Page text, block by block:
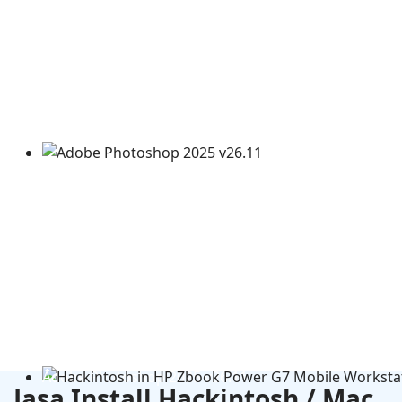
Adobe Photoshop 2025 v26.11